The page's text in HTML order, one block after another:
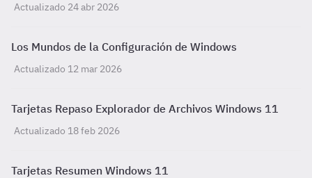
Actualizado 24 abr 2026
Los Mundos de la Configuración de Windows
Actualizado 12 mar 2026
Tarjetas Repaso Explorador de Archivos Windows 11
Actualizado 18 feb 2026
Tarjetas Resumen Windows 11